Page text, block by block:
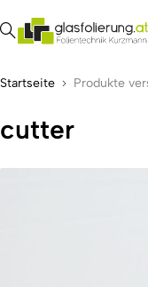
Startseite Produkte
cutter